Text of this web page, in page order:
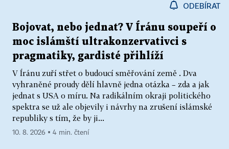
ODEBÍRAT
Bojovat, nebo jednat? V Íránu soupeří o
moc islámští ultrakonzervativci s
pragmatiky, gardisté přihlíží
V Íránu zuří střet o budoucí směřování země . Dva
vyhraněné proudy dělí hlavně jedna otázka – zda a jak
jednat s USA o míru. Na radikálním okraji politického
spektra se už ale objevily i návrhy na zrušení islámské
republiky s tím, že by ji...
10. 8. 2026 ▪ 4 min. čtení